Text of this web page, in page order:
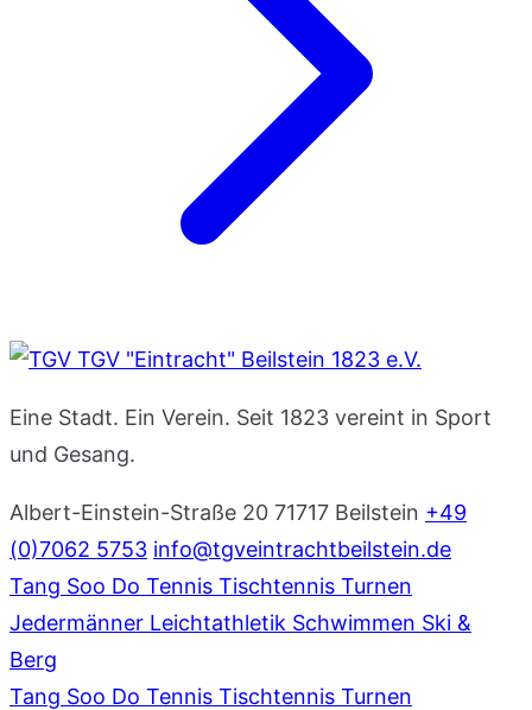
TGV "Eintracht" Beilstein 1823 e.V.
Eine Stadt. Ein Verein. Seit 1823 vereint in Sport
und Gesang.
Albert-Einstein-Straße 20 71717 Beilstein +49
(0)7062 5753 info@tgveintrachtbeilstein.de
Tang Soo Do Tennis Tischtennis Turnen
Jedermänner Leichtathletik Schwimmen Ski &
Berg
Tang Soo Do Tennis Tischtennis Turnen